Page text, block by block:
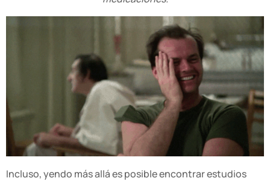
Incluso, yendo más allá es posible encontrar estudios